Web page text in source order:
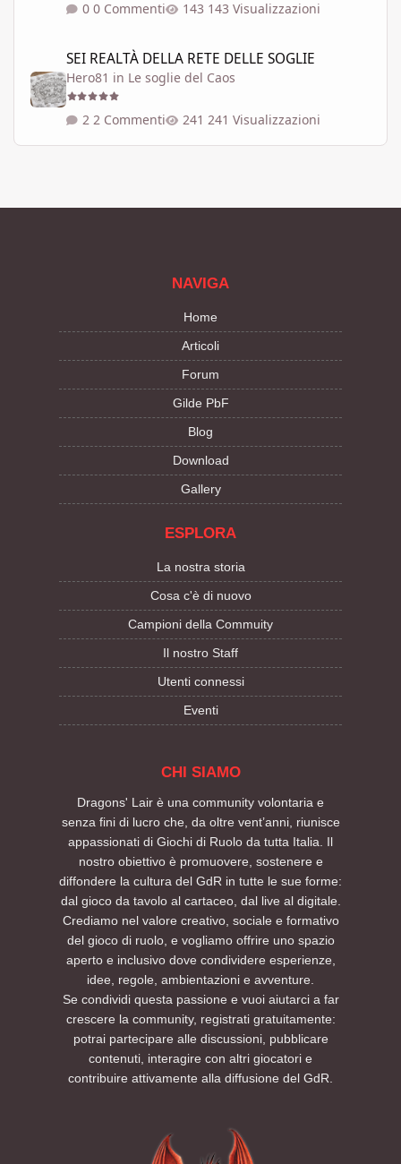
0 Commenti 143 Visualizzazioni
SEI REALTÀ DELLA RETE DELLE SOGLIE
Hero81 in Le soglie del Caos
2 Commenti 241 Visualizzazioni
NAVIGA
Home
Articoli
Forum
Gilde PbF
Blog
Download
Gallery
ESPLORA
La nostra storia
Cosa c'è di nuovo
Campioni della Commuity
Il nostro Staff
Utenti connessi
Eventi
CHI SIAMO
Dragons' Lair è una community volontaria e
senza fini di lucro che, da oltre vent’anni, riunisce
appassionati di Giochi di Ruolo da tutta Italia. Il
nostro obiettivo è promuovere, sostenere e
diffondere la cultura del GdR in tutte le sue forme:
dal gioco da tavolo al cartaceo, dal live al digitale.
Crediamo nel valore creativo, sociale e formativo
del gioco di ruolo, e vogliamo offrire uno spazio
aperto e inclusivo dove condividere esperienze,
idee, regole, ambientazioni e avventure.
Se condividi questa passione e vuoi aiutarci a far
crescere la community, registrati gratuitamente:
potrai partecipare alle discussioni, pubblicare
contenuti, interagire con altri giocatori e
contribuire attivamente alla diffusione del GdR.